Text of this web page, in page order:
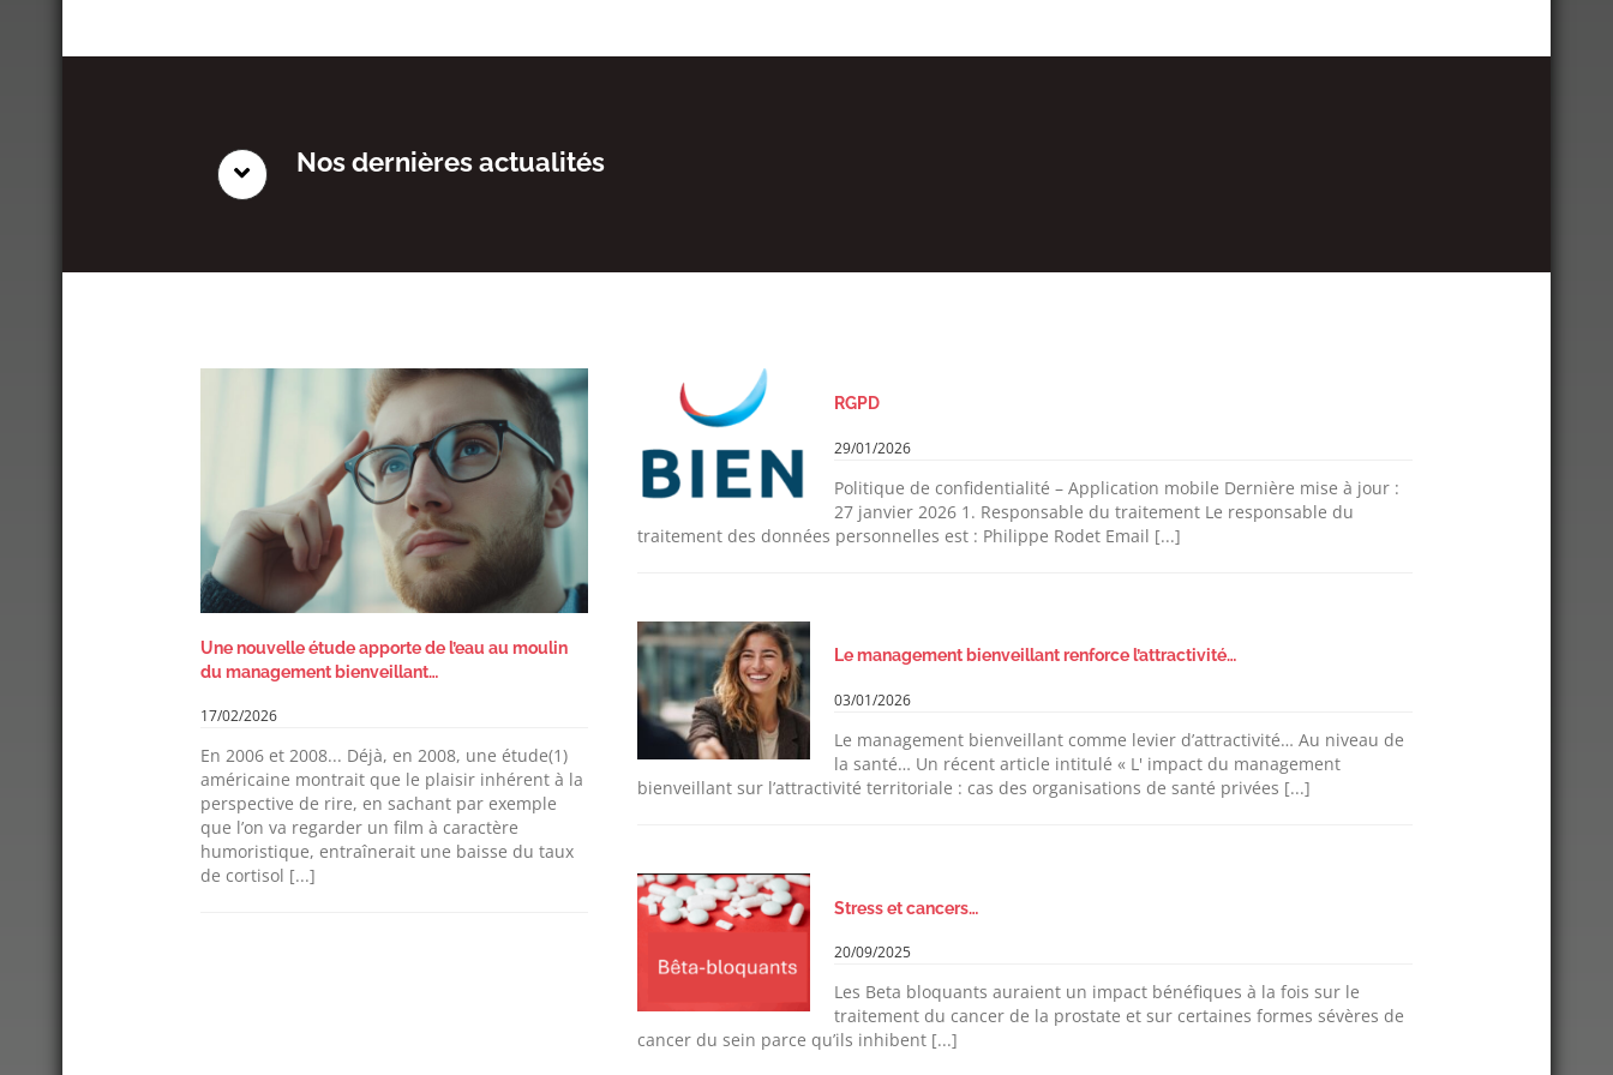
Nos dernières actualités
Une nouvelle étude apporte de l’eau au moulin
du management bienveillant…
17/02/2026
En 2006 et 2008... Déjà, en 2008, une étude(1)
américaine montrait que le plaisir inhérent à la
perspective de rire, en sachant par exemple
que l’on va regarder un film à caractère
humoristique, entraînerait une baisse du taux
de cortisol [...]
RGPD
29/01/2026
Politique de confidentialité – Application mobile Dernière mise à jour :
27 janvier 2026 1. Responsable du traitement Le responsable du
traitement des données personnelles est : Philippe Rodet Email [...]
Le management bienveillant renforce l’attractivité…
03/01/2026
Le management bienveillant comme levier d’attractivité… Au niveau de
la santé… Un récent article intitulé « L' impact du management
bienveillant sur l’attractivité territoriale : cas des organisations de santé privées [...]
Stress et cancers…
20/09/2025
Les Beta bloquants auraient un impact bénéfiques à la fois sur le
traitement du cancer de la prostate et sur certaines formes sévères de
cancer du sein parce qu’ils inhibent [...]